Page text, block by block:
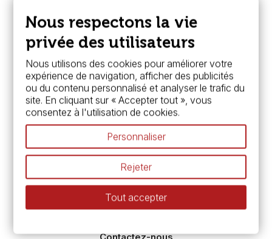
Paiement sécurisé
FAQ
Boutique à Angers
Services
Carte fidélité & avantages
Chèque cadeau, bon cadeaux
Devis & bon de commande
Pass culture - mode d'emploi
Nos promotions en cours
Espace conseils
L’aquarelle en tubes ou en godets ?
Le vocabulaire technique de l’aquarelle
Différence entre peinture Fine et Extra-fine
Préparer une toile pour peinture à l'huile et acrylique
Nous respectons la vie
privée des utilisateurs
Nous utilisons des cookies pour améliorer votre
expérience de navigation, afficher des publicités
ou du contenu personnalisé et analyser le trafic du
site. En cliquant sur « Accepter tout », vous
consentez à l'utilisation de cookies.
Personnaliser
Rejeter
Tout accepter